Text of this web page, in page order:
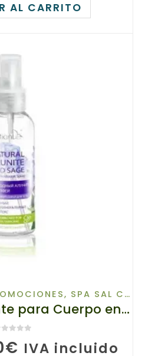
AL CARRITO
, SPA SAL CORPORAL
30115 Desodorante para Cuerpo en Aerosol «Alunita Y Salvia Natural,» , TianDe , 100ml,
€ El
IVA incluido